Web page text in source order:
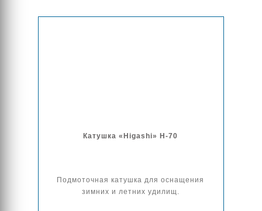
Катушка «Higashi» H-70
Подмоточная катушка для оснащения
зимних и летних удилищ.